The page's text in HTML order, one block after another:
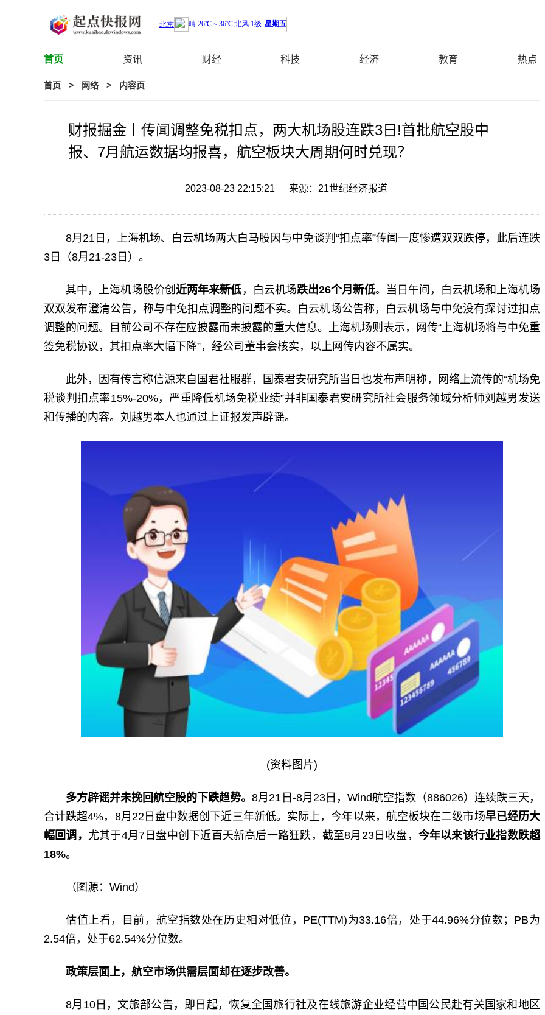
首页 资讯 财经 科技 经济 教育 热点
首页 > 网络 > 内容页
财报掘金丨传闻调整免税扣点，两大机场股连跌3日!首批航空股中
报、7月航运数据均报喜，航空板块大周期何时兑现？
2023-08-23 22:15:21 来源：21世纪经济报道
8月21日，上海机场、白云机场两大白马股因与中免谈判“扣点率”传闻一度惨遭双双跌停，此后连跌
3日（8月21-23日）。
其中，上海机场股价创 近两年来新低 ，白云机场跌出26个月新低。当日午间，白云机场和上海机场
双双发布澄清公告，称与中免扣点调整的问题不实。白云机场公告称，白云机场与中免没有探讨过扣点
调整的问题。目前公司不存在应披露而未披露的重大信息。上海机场则表示，网传“上海机场将与中免重
签免税协议，其扣点率大幅下降”，经公司董事会核实，以上网传内容不属实。
此外，因有传言称信源来自国君社服群，国泰君安研究所当日也发布声明称，网络上流传的“机场免
税谈判扣点率15%-20%，严重降低机场免税业绩”并非国泰君安研究所社会服务领域分析师刘越男发送
和传播的内容。刘越男本人也通过上证报发声辟谣。
(资料图片)
多方辟谣并未挽回航空股的下跌趋势。8月21日-8月23日，Wind航空指数（886026）连续跌三天，
合计跌超4%，8月22日盘中数据创下近三年新低。实际上，今年以来，航空板块在二级市场早已经历大
幅回调， 尤其于4月7日盘中创下近百天新高后一路狂跌，截至8月23日收盘， 今年以来该行业指数跌超
18%。
（图源：Wind）
估值上看，目前，航空指数处在历史相对低位，PE(TTM)为33.16倍，处于44.96%分位数；PB为
2.54倍，处于62.54%分位数。
政策层面上，航空市场供需层面却在逐步改善。
8月10日，文旅部公告，即日起，恢复全国旅行社及在线旅游企业经营中国公民赴有关国家和地区